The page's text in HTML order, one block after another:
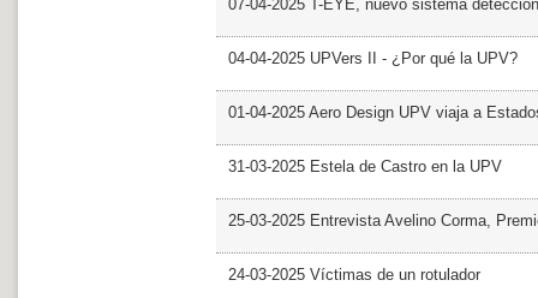
07-04-2025 T-EYE, nuevo sistema
04-04-2025 UPVers II - ¿Por qué la UPV?
01-04-2025 Aero Design UPV viaja a
31-03-2025 Estela de Castro en la UPV
25-03-2025 Entrevista Avelino Corma,
24-03-2025 Víctimas de un rotulador